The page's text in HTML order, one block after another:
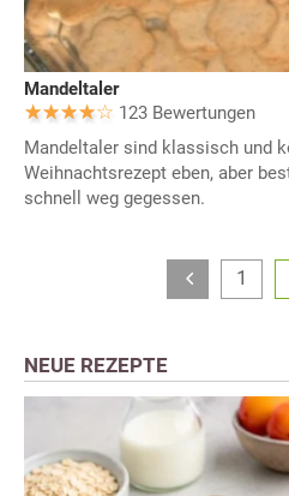
Mandeltaler
123 Bewertungen
Mandeltaler sind klassisch und
Weihnachtsrezept eben, aber
schnell weg gegessen.
1
NEUE REZEPTE